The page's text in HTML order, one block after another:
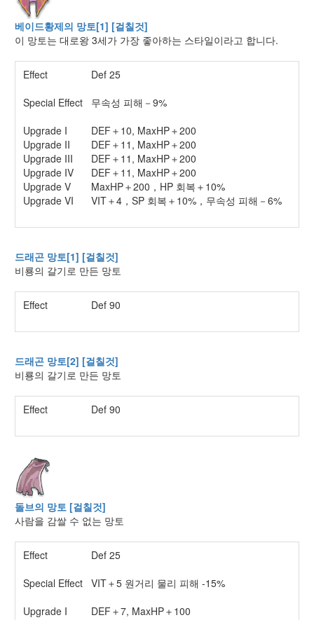
베이드황제의 망토[1] [걸칠것]
이 망토는 대로왕 3세가 가장 좋아하는 스타일이라고 합니다.
Effect
Def 25
Special Effect
무속성 피해－9%
Upgrade I
DEF＋10, MaxHP＋200
Upgrade II
DEF＋11, MaxHP＋200
Upgrade III
DEF＋11, MaxHP＋200
Upgrade IV
DEF＋11, MaxHP＋200
Upgrade V
MaxHP＋200，HP 회복＋10%
Upgrade VI
VIT＋4，SP 회복＋10%，무속성 피해－6%
드래곤 망토[1] [걸칠것]
비룡의 갈기로 만든 망토
Effect Def 90
드래곤 망토[2] [걸칠것]
비룡의 갈기로 만든 망토
Effect Def 90
돌브의 망토 [걸칠것]
사람을 감쌀 수 없는 망토
Effect
Def 25
Special Effect VIT＋5 원거리 물리 피해 -15%
Upgrade I
DEF＋7, MaxHP＋100